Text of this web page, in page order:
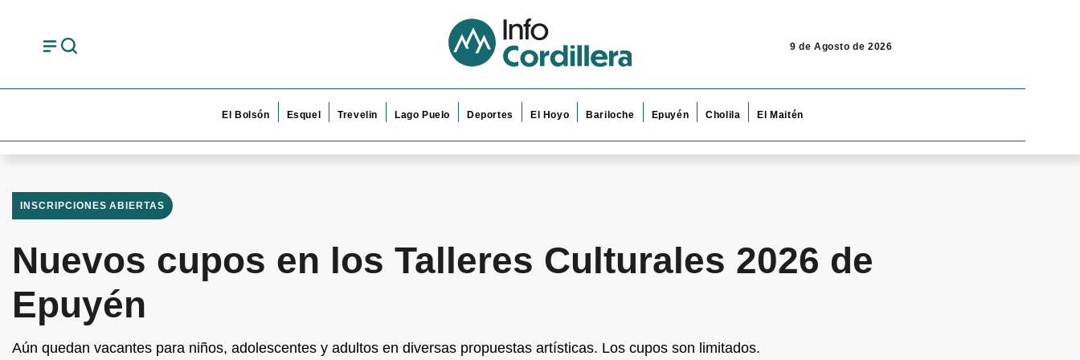
9 de Agosto de 2026
El Bolsón Esquel Trevelin Lago Puelo Deportes El Hoyo Bariloche Epuyén Cholila El Maitén
INSCRIPCIONES ABIERTAS
Nuevos cupos en los Talleres Culturales 2026 de
Epuyén
Aún quedan vacantes para niños, adolescentes y adultos en diversas propuestas artísticas. Los cupos son limitados.